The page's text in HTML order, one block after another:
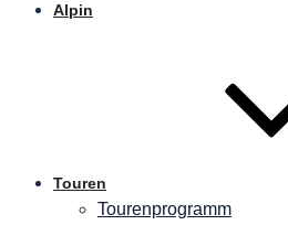
Alpin
Touren
Tourenprogramm